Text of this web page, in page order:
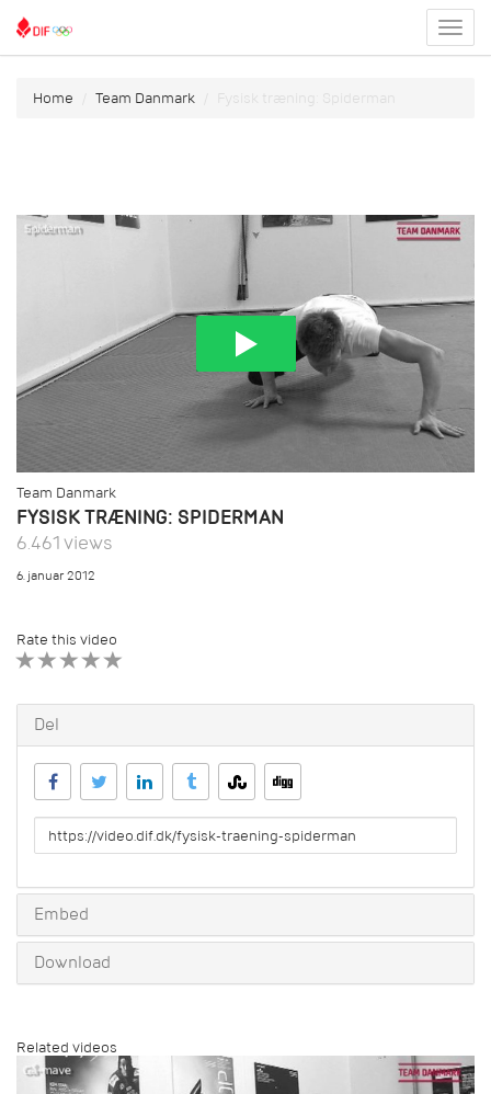
menu
Home Team Danmark Fysisk træning: Spiderman
Team Danmark
FYSISK TRÆNING: SPIDERMAN
6.461 views
6. januar 2012
Rate this video
Del
URL
to
Embed
Download
Related videos